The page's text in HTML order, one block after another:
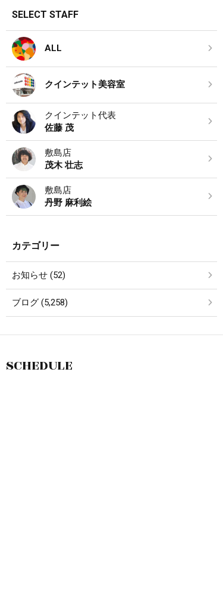
SELECT STAFF
ALL
クインテット美容室
クインテット代表
佐藤 茂
敷島店
茂木 壮志
敷島店
丹野 麻利絵
カテゴリー
お知らせ (52)
ブログ (5,258)
SCHEDULE